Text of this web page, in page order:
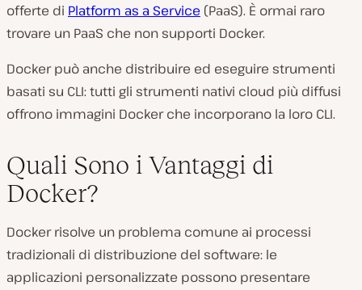
offerte di Platform as a Service (PaaS). È ormai raro
trovare un PaaS che non supporti Docker.
Docker può anche distribuire ed eseguire strumenti
basati su CLI: tutti gli strumenti nativi cloud più diffusi
offrono immagini Docker che incorporano la loro CLI.
Quali Sono i Vantaggi di
Docker?
Docker risolve un problema comune ai processi
tradizionali di distribuzione del software: le
applicazioni personalizzate possono presentare